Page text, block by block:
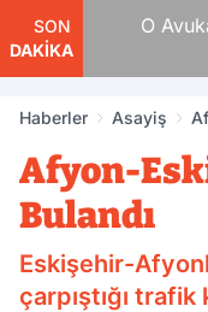
SON
DAKİKA
Tam O
Haberler Asayiş
Afyon-
Bulandı
Eskişehir-
çarpıştığı trafik